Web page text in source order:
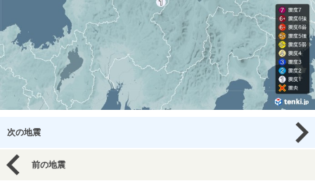
次の地震
前の地震